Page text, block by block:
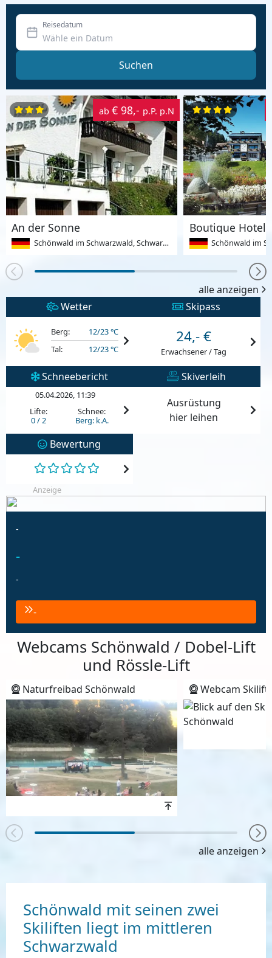
Reisedatum
Suchen
ab € 98,- p.P. p.N
An der Sonne
Schönwald im Schwarzwald, Schwarzwald, Deutschland
Boutique Hotel
Schönwald im
alle anzeigen
Wetter
Berg:
12/23 °C
Tal:
12/23 °C
Skipass
24,- €
Erwachsener / Tag
Schneebericht
05.04.2026, 11:39
Lifte:
0 / 2
Schnee:
Berg: k.A.
Skiverleih
Ausrüstung
hier leihen
Bewertung
Anzeige
-
-
-
-
Webcams Schönwald / Dobel-Lift
und Rössle-Lift
Naturfreibad Schönwald
Höhenwert
Webcam Skilift
alle anzeigen
Schönwald mit seinen zwei
Skiliften liegt im mittleren
Schwarzwald